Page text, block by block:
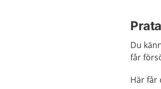
Du
får
Här får